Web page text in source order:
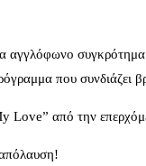
που συνδιάζει
από την